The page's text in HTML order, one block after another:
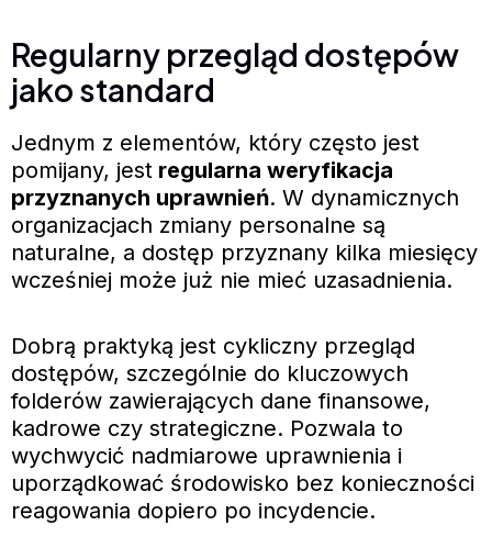
Regularny przegląd dostępów
jako standard
Jednym z elementów, który często jest
pomijany, jest regularna weryfikacja
przyznanych uprawnień. W dynamicznych
organizacjach zmiany personalne są
naturalne, a dostęp przyznany kilka miesięcy
wcześniej może już nie mieć uzasadnienia.
Dobrą praktyką jest cykliczny przegląd
dostępów, szczególnie do kluczowych
folderów zawierających dane finansowe,
kadrowe czy strategiczne. Pozwala to
wychwycić nadmiarowe uprawnienia i
uporządkować środowisko bez konieczności
reagowania dopiero po incydencie.